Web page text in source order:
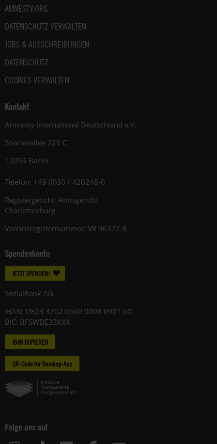
AMNESTY.ORG
DATENSCHUTZ VERWALTEN
JOBS & AUSSCHREIBUNGEN
DATENSCHUTZ
COOKIES VERWALTEN
Kontakt
Amnesty International Deutschland e.V.
Sonnenallee 221 C
12059 Berlin
Telefon: +49 (0)30 / 420248-0
Registergericht: Amtsgericht
Charlottenburg
Vereinsregisternummer: VR 36372 B
Spendenkonto
JETZT SPENDEN!
SozialBank AG
IBAN: DE23 3702 0500 0008 0901 00
BIC: BFSWDE33XXX
IBAN KOPIEREN
QR-Code für Banking-App
Folge uns auf